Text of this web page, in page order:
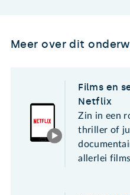
Meer over dit
Films en
Netflix
Zin in een
thriller of
allerlei